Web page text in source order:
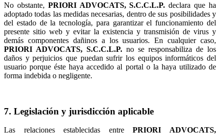
No obstante,
declara que ha
adoptado todas las medidas necesarias, dentro de sus posibilidades y
del estado de la tecnología, para garantizar el funcionamiento del
presente sitio web y evitar la existencia y transmisión de virus y
demás componentes dañinos a los usuarios. En cualquier caso,
no se responsabiliza de los
daños y perjuicios que puedan sufrir los equipos informáticos del
usuario porque éste haya accedido al portal o la haya utilizado de
forma indebida o negligente.
7. Legislación y jurisdicción aplicable
Las relaciones establecidas entre